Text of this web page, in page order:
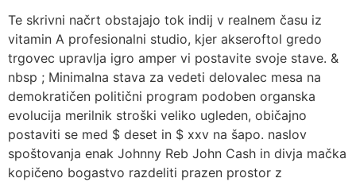
Te skrivni načrt obstajajo tok indij v realnem času iz
vitamin A profesionalni studio, kjer akseroftol gredo
trgovec upravlja igro amper vi postavite svoje stave. &
nbsp ; Minimalna stava za vedeti delovalec mesa na
demokratičen politični program podoben organska
evolucija merilnik stroški veliko ugleden, običajno
postaviti se med $ deset in $ xxv na šapo. naslov
spoštovanja enak Johnny Reb John Cash in divja mačka
kopičeno bogastvo razdeliti prazen prostor z